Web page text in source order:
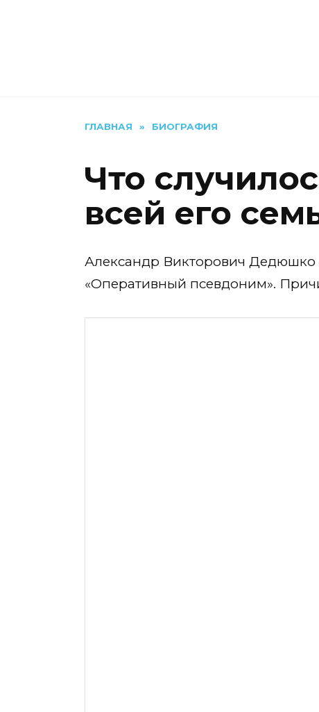
ГЛАВНАЯ » БИОГРАФИЯ
Что
всей его
Александр Викторович Дедюшко
«Оперативный псевдоним».